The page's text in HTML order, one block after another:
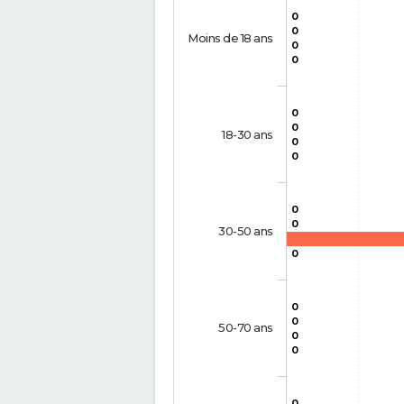
0
0
0
0
0
0
0
0
0
0
0
0
0
0
0
Moins de 18 ans
18-30 ans
30-50 ans
50-70 ans